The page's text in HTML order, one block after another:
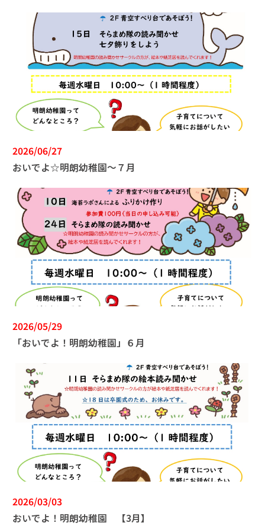
2026/06/27
おいでよ☆明朗幼稚園～７月
2026/05/29
「おいでよ！明朗幼稚園」６月
2026/03/03
おいでよ！明朗幼稚園 【3月】